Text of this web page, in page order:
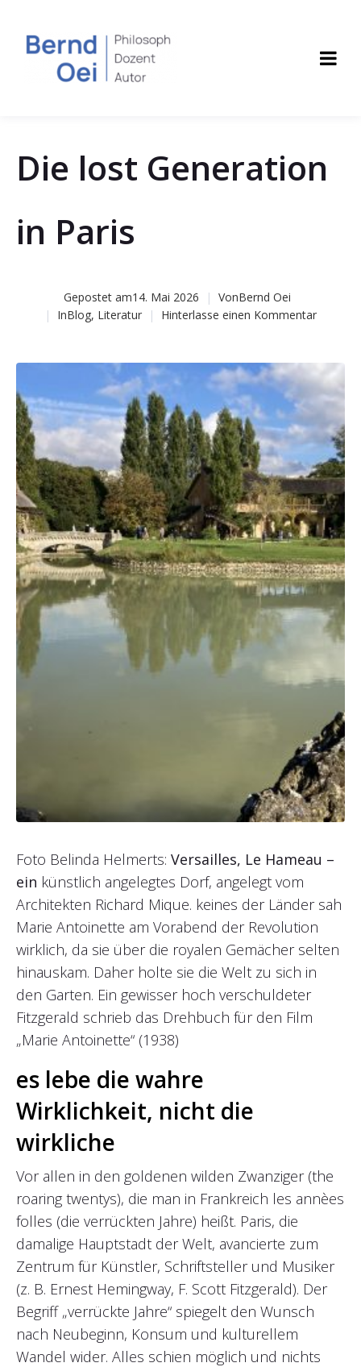
Die lost Generation
in Paris
Gepostet am14. Mai 2026 VonBernd Oei
InBlog, Literatur Hinterlasse einen Kommentar
Foto Belinda Helmerts: Versailles, Le Hameau –
ein künstlich angelegtes Dorf, angelegt vom
Architekten Richard Mique. keines der Länder sah
Marie Antoinette am Vorabend der Revolution
wirklich, da sie über die royalen Gemächer selten
hinauskam. Daher holte sie die Welt zu sich in
den Garten. Ein gewisser hoch verschuldeter
Fitzgerald schrieb das Drehbuch für den Film
„Marie Antoinette“ (1938)
es lebe die wahre
Wirklichkeit, nicht die
wirkliche
Vor allen in den goldenen wilden Zwanziger (the
roaring twentys), die man in Frankreich les annèes
folles (die verrückten Jahre) heißt. Paris, die
damalige Hauptstadt der Welt, avancierte zum
Zentrum für Künstler, Schriftsteller und Musiker
(z. B. Ernest Hemingway, F. Scott Fitzgerald). Der
Begriff „verrückte Jahre“ spiegelt den Wunsch
nach Neubeginn, Konsum und kulturellem
Wandel wider. Alles schien möglich und nichts